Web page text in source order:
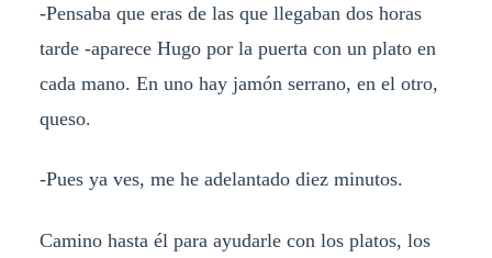
-Pensaba que eras de las que llegaban dos horas
tarde -aparece Hugo por la puerta con un plato en
cada mano. En uno hay jamón serrano, en el otro,
queso.
-Pues ya ves, me he adelantado diez minutos.
Camino hasta él para ayudarle con los platos, los